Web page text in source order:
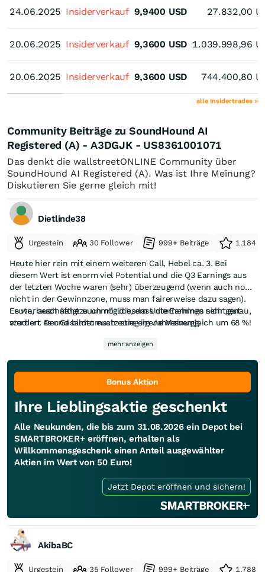
24.06.2025
20.06.2025
20.06.2025
24.06.2025 Insiderverkauf 9,9400 USD 27.832,00
20.06.2025 Insiderverkauf 9,3600 USD 1.039.998,96
20.06.2025 Insiderverkauf 9,3600 USD 744.400,80
alle Insidertrades »
Community Beiträge zu SoundHound AI
Registered (A) - A3DGJK - US8361001071
Das denkt die wallstreetONLINE Community über
SoundHound AI Registered (A). Was ist Ihre Meinung?
Diskutieren Sie gerne gleich mit!
Dietlinde38
Urgestein 30 Follower 999+ Beiträge 1.184
Heute hier rein mit einem weiteren Call, Hebel ca. 3. Bei
diesem Wert ist enorm viel Potential und die Q3 Earnings aus
der letzten Woche waren (sehr) überzeugend (wenn auch noch
nicht in der Gewinnzone, muss man fairerweise dazu sagen).
Es war auch nahezu unmöglich, dass die Earnings nicht gut
werden. Der Gesamtumsatz stieg im Jahresvergleich um 68 %!
Leute, beschäftigt euch mit diesem Unternehmen sehr genau,
studiert es und bildet euch eure eigene Meinung.
mehr anzeigen
Bonus Aktion
Ihre Lieblingsaktie geschenkt
Alle Neukunden, die bis zum 31.08.2026 ein Depot bei
SMARTBROKER+ eröffnen, erhalten als
Willkommensgeschenk einen Anteil ausgewählter
Aktien im Wert von 50 Euro!
Jetzt Depot eröffnen und sichern!
AkibaBC
Urgestein 35 Follower 999+ Beiträge 1.788